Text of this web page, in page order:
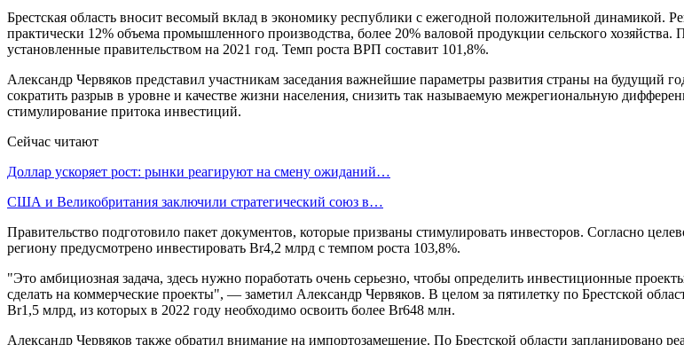
Брестская область вносит весомый вклад в экономику республики с ежегодной положительной динамикой.
практически 12% объема промышленного производства, более 20% валовой продукции сельского
установленные правительством на 2021 год. Темп роста ВРП составит 101,8%.
Александр Червяков представил участникам заседания важнейшие параметры развития страны на будущий
сократить разрыв в уровне и качестве жизни населения, снизить так называемую межрегиональную
стимулирование притока инвестиций.
Сейчас читают
Доллар ускоряет рост: рынки реагируют на смену ожиданий…
США и Великобритания заключили стратегический союз в…
Правительство подготовило пакет документов, которые призваны стимулировать инвесторов. Согласно
региону предусмотрено инвестировать Br4,2 млрд с темпом роста 103,8%.
"Это амбициозная задача, здесь нужно поработать очень серьезно, чтобы определить инвестиционные
сделать на коммерческие проекты", — заметил Александр Червяков. В целом за пятилетку по Брестской
Br1,5 млрд, из которых в 2022 году необходимо освоить более Br648 млн.
Александр Червяков также обратил внимание на импортозамещение. По Брестской области